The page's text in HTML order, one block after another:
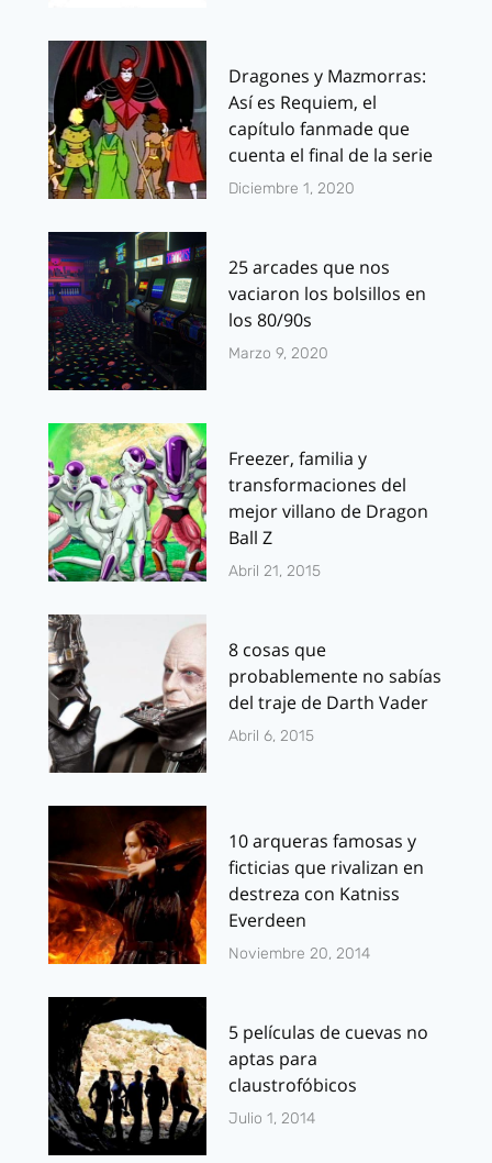
Dragones y Mazmorras:
Así es Requiem, el
capítulo fanmade que
cuenta el final de la serie
Diciembre 1, 2020
25 arcades que nos
vaciaron los bolsillos en
los 80/90s
Marzo 9, 2020
Freezer, familia y
transformaciones del
mejor villano de Dragon
Ball Z
Abril 21, 2015
8 cosas que
probablemente no sabías
del traje de Darth Vader
Abril 6, 2015
10 arqueras famosas y
ficticias que rivalizan en
destreza con Katniss
Everdeen
Noviembre 20, 2014
5 películas de cuevas no
aptas para
claustrofóbicos
Julio 1, 2014